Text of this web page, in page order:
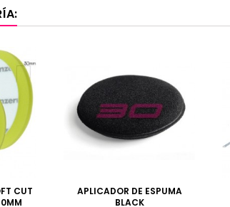
CUT
APLICADOR DE ESPUMA
BLACK